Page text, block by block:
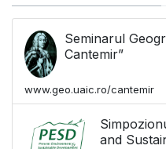
Seminarul
Cantemir”
www.geo.uaic.ro/cantemir
and